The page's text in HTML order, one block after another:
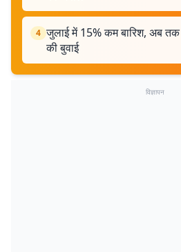
4 जुलाई में 15% कम बारिश, अब
की बुवाई
विज्ञापन